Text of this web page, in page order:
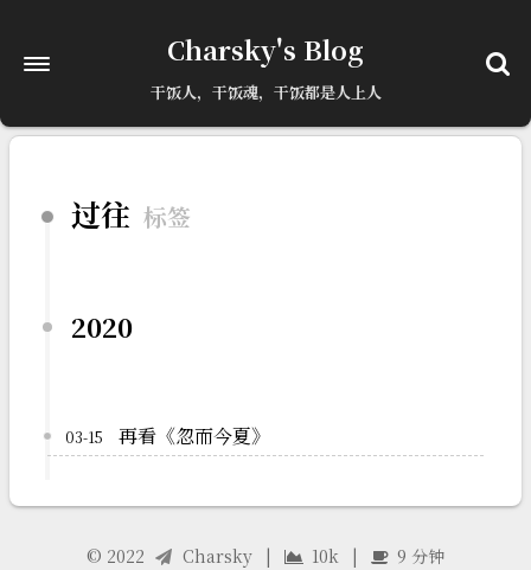
Charsky's Blog
干饭人，干饭魂，干饭都是人上人
过往 标签
2020
03-15 再看《忽而今夏》
© 2022 Charsky | 10k |
9 分钟